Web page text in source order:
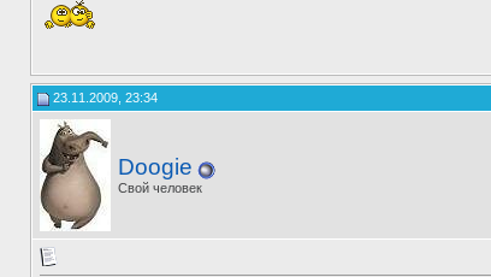
23.11.2009, 23:34
Doogie
Свой человек